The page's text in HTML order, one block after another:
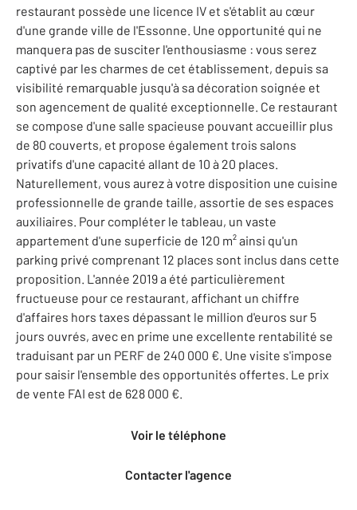
restaurant possède une licence IV et s'établit au cœur
d'une grande ville de l'Essonne. Une opportunité qui ne
manquera pas de susciter l'enthousiasme : vous serez
captivé par les charmes de cet établissement, depuis sa
visibilité remarquable jusqu'à sa décoration soignée et
son agencement de qualité exceptionnelle. Ce restaurant
se compose d'une salle spacieuse pouvant accueillir plus
de 80 couverts, et propose également trois salons
privatifs d'une capacité allant de 10 à 20 places.
Naturellement, vous aurez à votre disposition une cuisine
professionnelle de grande taille, assortie de ses espaces
auxiliaires. Pour compléter le tableau, un vaste
appartement d'une superficie de 120 m² ainsi qu'un
parking privé comprenant 12 places sont inclus dans cette
proposition. L'année 2019 a été particulièrement
fructueuse pour ce restaurant, affichant un chiffre
d'affaires hors taxes dépassant le million d'euros sur 5
jours ouvrés, avec en prime une excellente rentabilité se
traduisant par un PERF de 240 000 €. Une visite s'impose
pour saisir l'ensemble des opportunités offertes. Le prix
de vente FAI est de 628 000 €.
Voir le téléphone
Contacter l'agence